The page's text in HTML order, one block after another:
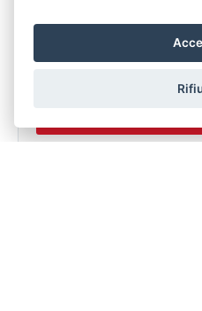
dichiaro di aver preso